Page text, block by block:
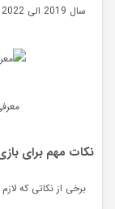
سال 2019 الی 2022 و Forza Customs در سال 2023 اشاره کرد.
نکات مهم برای
برخی از نکاتی که